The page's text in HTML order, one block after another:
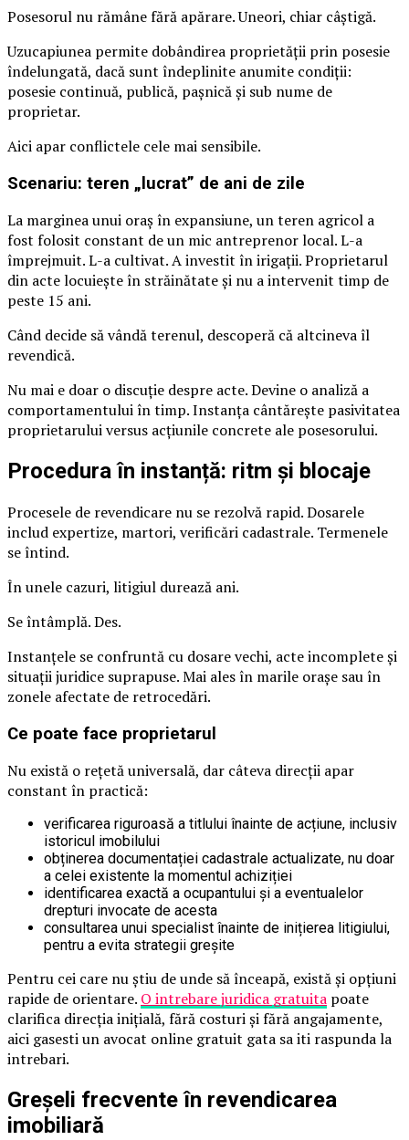
Posesorul nu rămâne fără apărare. Uneori, chiar câștigă.
Uzucapiunea permite dobândirea proprietății prin posesie
îndelungată, dacă sunt îndeplinite anumite condiții:
posesie continuă, publică, pașnică și sub nume de
proprietar.
Aici apar conflictele cele mai sensibile.
Scenariu: teren „lucrat” de ani de zile
La marginea unui oraș în expansiune, un teren agricol a
fost folosit constant de un mic antreprenor local. L-a
împrejmuit. L-a cultivat. A investit în irigații. Proprietarul
din acte locuiește în străinătate și nu a intervenit timp de
peste 15 ani.
Când decide să vândă terenul, descoperă că altcineva îl
revendică.
Nu mai e doar o discuție despre acte. Devine o analiză a
comportamentului în timp. Instanța cântărește pasivitatea
proprietarului versus acțiunile concrete ale posesorului.
Procedura în instanță: ritm și blocaje
Procesele de revendicare nu se rezolvă rapid. Dosarele
includ expertize, martori, verificări cadastrale. Termenele
se întind.
În unele cazuri, litigiul durează ani.
Se întâmplă. Des.
Instanțele se confruntă cu dosare vechi, acte incomplete și
situații juridice suprapuse. Mai ales în marile orașe sau în
zonele afectate de retrocedări.
Ce poate face proprietarul
Nu există o rețetă universală, dar câteva direcții apar
constant în practică:
verificarea riguroasă a titlului înainte de acțiune, inclusiv
istoricul imobilului
obținerea documentației cadastrale actualizate, nu doar
a celei existente la momentul achiziției
identificarea exactă a ocupantului și a eventualelor
drepturi invocate de acesta
consultarea unui specialist înainte de inițierea litigiului,
pentru a evita strategii greșite
Pentru cei care nu știu de unde să înceapă, există și opțiuni
rapide de orientare. O intrebare juridica gratuita poate
clarifica direcția inițială, fără costuri și fără angajamente,
aici gasesti un avocat online gratuit gata sa iti raspunda la
intrebari.
Greșeli frecvente în revendicarea
imobiliară